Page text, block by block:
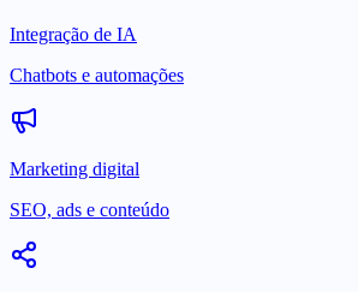
Integração de IA
Chatbots e automações
Marketing digital
SEO, ads e conteúdo